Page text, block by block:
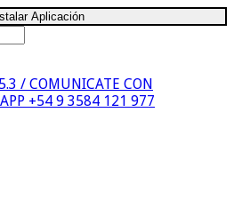
Aplicación
/ COMUNICATE CON
+54 9 3584 121 977